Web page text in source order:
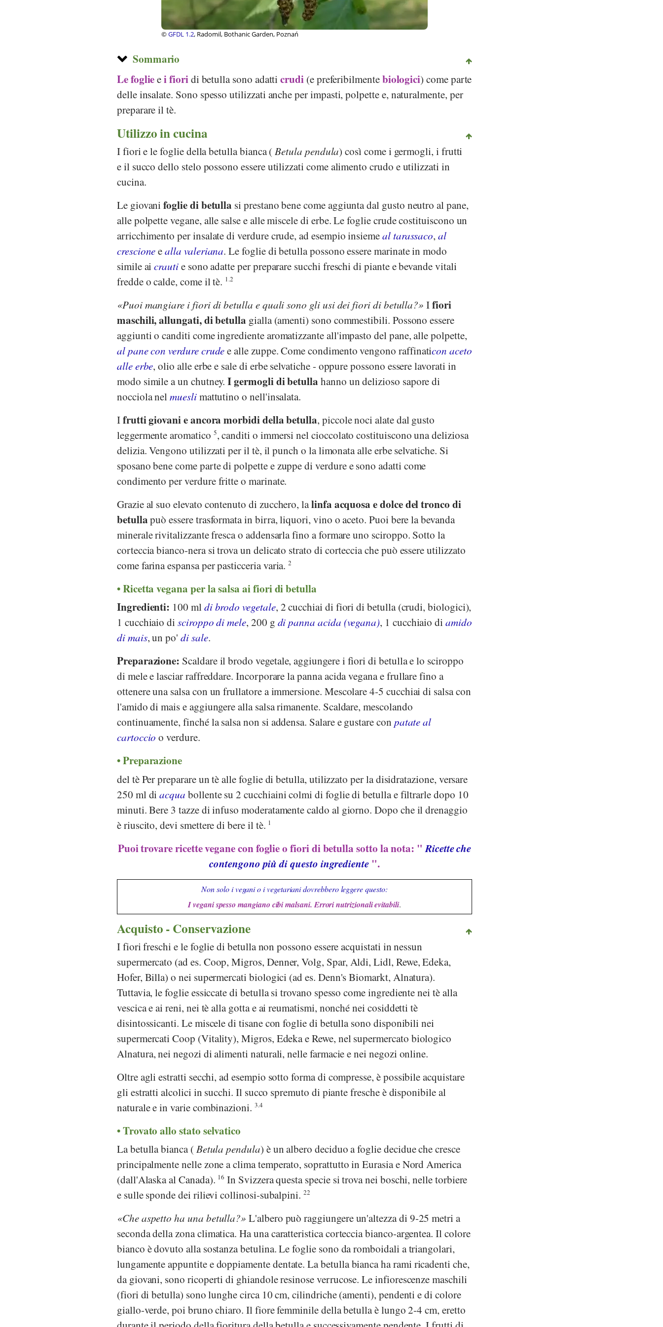
© Public Domain, Prof. Dr. Otto Wilhelm Thomé, Buch: Flora von Deutschland, Österreich
Sommario
Le foglieei fioridi betulla sono adatticrudi (e preferibilmentebiologici) come parte
delle insalate. Sono spesso utilizzati anche per impasti, polpette e, naturalmente, per
preparare il tè.
Utilizzo in cucina
I fiori e le foglie della betulla bianca (Betula pendula) così come i germogli, i frutti
e il succo dello stelo possono essere utilizzati come alimento crudo e utilizzati in
cucina.
Le giovanifoglie di betulla si prestano bene come aggiunta dal gusto neutro al pane,
alle polpette vegane, alle salse e alle miscele di erbe. Le foglie crude costituiscono un
arricchimento per insalate di verdure crude, ad esempio insiemeal tarassaco,al
crescioneealla valeriana. Le foglie di betulla possono essere marinate in modo
simile aicrautie sono adatte per preparare succhi freschi di piante e bevande vitali
fredde o calde, come il tè. 1.2
Puoi mangiare i fiori di betulla e quali sono gli usi dei fiori di betulla? Ifiori
maschili, allungati, di betulla gialla (amenti) sono commestibili. Possono essere
aggiunti o canditi come ingrediente aromatizzante all'impasto del pane, alle polpette,
al pane con verdure crudee alle zuppe. Come condimento vengono raffinaticon aceto
alle erbe, olio alle erbe e sale di erbe selvatiche - oppure possono essere lavorati in
modo simile a un chutney.I germogli di betulla hanno un delizioso sapore di
nocciola nelmueslimattutino o nell'insalata.
Ifrutti giovani e ancora morbidi della betulla, piccole noci alate dal gusto
leggermente aromatico 5, canditi o immersi nel cioccolato costituiscono una deliziosa
delizia. Vengono utilizzati per il tè, il punch o la limonata alle erbe selvatiche. Si
sposano bene come parte di polpette e zuppe di verdure e sono adatti come
condimento per verdure fritte o marinate.
Grazie al suo elevato contenuto di zucchero, lalinfa acquosa e dolce del tronco di
betullapuò essere trasformata in birra, liquori, vino o aceto. Puoi bere la bevanda
minerale rivitalizzante fresca o addensarla fino a formare uno sciroppo. Sotto la
corteccia bianco-nera si trova un delicato strato di corteccia che può essere utilizzato
come farina espansa per pasticceria varia.2
Ricetta vegana per la salsa ai fiori di betulla
Ingredienti: 100 mldi brodo vegetale, 2 cucchiai di fiori di betulla (crudi, biologici),
1 cucchiaio disciroppo di mele, 200 g di panna acida (vegana), 1 cucchiaio diamido
di mais, un po' di sale.
Preparazione: Scaldare il brodo vegetale, aggiungere i fiori di betulla e lo sciroppo
di mele e lasciar raffreddare. Incorporare la panna acida vegana e frullare fino a
ottenere una salsa con un frullatore a immersione. Mescolare 4-5 cucchiai di salsa con
l'amido di mais e aggiungere alla salsa rimanente. Scaldare, mescolando
continuamente, finché la salsa non si addensa. Salare e gustare con patate al
cartoccio o verdure.
Preparazione
del tè Per preparare un tè alle foglie di betulla, utilizzato per la disidratazione, versare
250 ml diacqua bollente su 2 cucchiaini colmi di foglie di betulla e filtrarle dopo 10
minuti. Bere 3 tazze di infuso moderatamente caldo al giorno. Dopo che il drenaggio
è riuscito, devi smettere di bere il tè. 1
Puoi trovare ricette vegane con foglie o fiori di betulla sotto la nota: "Ricette che
contengono più di questo ingrediente".
Non solo i vegani o i vegetariani dovrebbero leggere questo:
I vegani spesso mangiano cibi malsani. Errori nutrizionali evitabili.
Acquisto - Conservazione
I fiori freschi e le foglie di betulla non possono essere acquistati in nessun
supermercato (ad es. Coop,Migros, Denner,Volg, Spar, Aldi,Lidl, Rewe,Edeka,
Hofer, Billa) o nei supermercati biologici (ad es. Denn's Biomarkt, Alnatura).
Tuttavia, le foglie essiccate di betulla si trovano spesso come ingrediente nei tè alla
vescica e ai reni, nei tè alla gotta e ai reumatismi, nonché nei cosiddetti tè
disintossicanti. Le miscele di tisane con foglie di betulla sono disponibili nei
supermercatiCoop (Vitality),Migros, EdekaeRewe, nel supermercato biologico
Alnatura, nei negozi di alimenti naturali, nelle farmacie e nei negozi online.
Oltre agli estratti secchi, ad esempio sotto forma di compresse, è possibile acquistare
gli estratti alcolici in succhi. Il succo spremuto di piante fresche è disponibile al
naturale e in varie combinazioni. 3.4
Trovato allo stato selvatico
La betulla bianca (Betula pendula) è un albero deciduo a foglie decidue che cresce
principalmente nelle zone a clima temperato, soprattutto in Eurasia e Nord America
(dall'Alaska al Canada). 16 In Svizzera questa specie si trova nei boschi, nelle torbiere
e sulle sponde dei rilievi collinosi-subalpini. 22
Che aspetto ha una betulla? L'albero può raggiungere un'altezza di 9-25 metri a
seconda della zona climatica. Ha una caratteristica corteccia bianco-argentea. Il colore
bianco è dovuto alla sostanza betulina. Le foglie sono da romboidali a triangolari,
lungamente appuntite e doppiamente dentate. La betulla bianca ha rami ricadenti che,
da giovani, sono ricoperti di ghiandole resinose verrucose. Le infiorescenze maschili
(fiori di betulla) sono lunghe circa 10 cm, cilindriche (amenti), pendenti e di colore
giallo-verde, poi bruno chiaro. Il fiore femminile della betulla è lungo 2-4 cm, eretto